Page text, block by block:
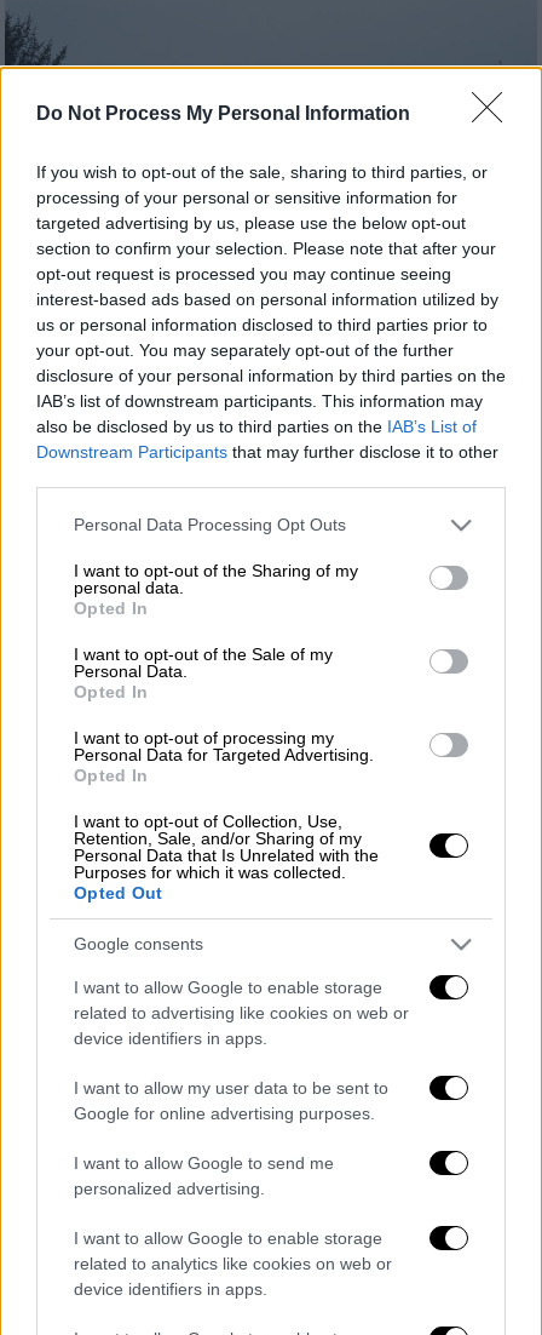
Do Not Process My Personal Information
If you wish to opt-out of the sale, sharing to third parties, or
processing of your personal or sensitive information for
targeted advertising by us, please use the below opt-out
section to confirm your selection. Please note that after your
opt-out request is processed you may continue seeing
interest-based ads based on personal information utilized by
us or personal information disclosed to third parties prior to
your opt-out. You may separately opt-out of the further
disclosure of your personal information by third parties on the
IAB’s list of downstream participants. This information may
also be disclosed by us to third parties on the IAB’s List of
Downstream Participants that may further disclose it to other
Please note that this website/app uses one or more Google
not limited to your visit or usage behaviour. You may click to
grant or deny consent to Google and its third-party tags to
use your data for below specified purposes in below Google
consent section.
Personal Data Processing Opt Outs
I want to opt-out of the Sharing of my
personal data.
Opted In
I want to opt-out of the Sale of my
Personal Data.
Opted In
I want to opt-out of processing my
Personal Data for Targeted Advertising.
Opted In
I want to opt-out of Collection, Use,
Retention, Sale, and/or Sharing of my
Personal Data that Is Unrelated with the
Purposes for which it was collected.
Opted Out
Google consents
I want to allow Google to enable storage
related to advertising like cookies on web or
device identifiers in apps.
I want to allow my user data to be sent to
Google for online advertising purposes.
I want to allow Google to send me
personalized advertising.
I want to allow Google to enable storage
related to analytics like cookies on web or
device identifiers in apps.
Τσουνάμι (AP Photo/Jeff Barnard)
Προσθέστε το ΕΘΝΟΣ στη Google
Ισχυρή σεισμική δόνηση,7,5-7,6 βαθμών,
σημειώθηκε χθες Σάββατο (τοπική ώρα· τις
πρώτες πρωινές ώρες σήμερα ώρα Ελλάδας)
στην καρδιά της Καραϊβικής Θάλασσας, σε
σχετικά μικρό εστιακό βάθος, που κατά τις
πρώτες εκτιμήσεις ήταν 10 χιλιόμετρα,
ανακοίνωσαν το γερμανικό κέντρο έρευνας
γεωεπιστημών (GFZ) και το αμερικανικό
ινστιτούτο γεωλογικών μελετών (USGS).
ΔΙΑΒΑΣΤΕ ΕΠΙΣΗΣ
Κόσμος|08.02.2025 23:30
Ιρανός ΥΠΕΞ: Η Τεχεράνη είναι
έτοιμη για διαπραγματεύσεις με
Ουάσινγκτον
Πρόκειταιγια τον ισχυρότερο σεισμό
στην
περιοχή από το 2021, όταν σεισμός
7,2
βαθμών έπληξε την Αϊτή.
, δυο ισχυροί σεισμοί
καταγράφτηκαν στον θαλάσσιο χώρο ανοικτά
πάντως να αναφερθούν θύματα ούτε να
εκδοθεί προειδοποίηση για τσουνάμι.
Η προειδοποίηση γιατσουνάμιπου
εκδόθηκε για χώρες και περιοχές της